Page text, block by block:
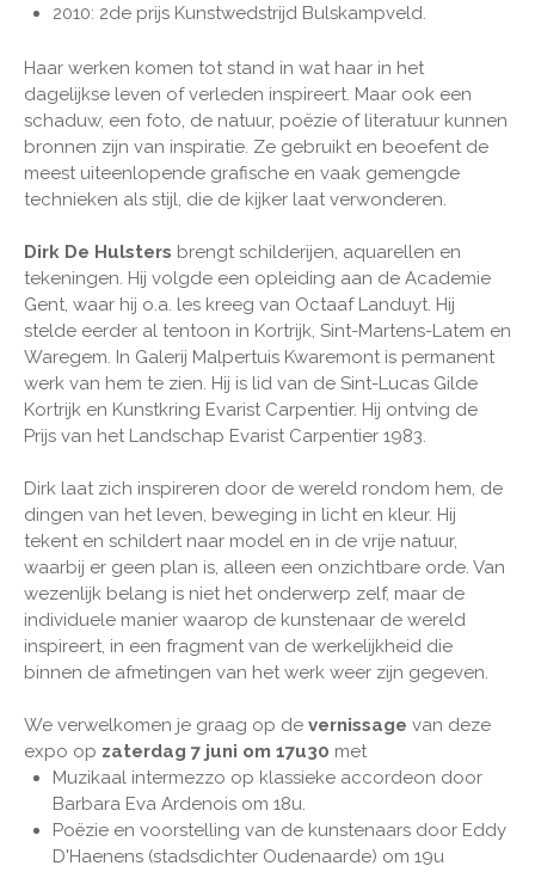
2010: 2de prijs Kunstwedstrijd Bulskampveld.
Haar werken komen tot stand in wat haar in het
dagelijkse leven of verleden inspireert. Maar ook een
schaduw, een foto, de natuur, poëzie of literatuur kunnen
bronnen zijn van inspiratie. Ze gebruikt en beoefent de
meest uiteenlopende grafische en vaak gemengde
technieken als stijl, die de kijker laat verwonderen.
Dirk De Hulsters brengt schilderijen, aquarellen en
tekeningen. Hij volgde een opleiding aan de Academie
Gent, waar hij o.a. les kreeg van Octaaf Landuyt. Hij
stelde eerder al tentoon in Kortrijk, Sint-Martens-Latem en
Waregem. In Galerij Malpertuis Kwaremont is permanent
werk van hem te zien. Hij is lid van de Sint-Lucas Gilde
Kortrijk en Kunstkring Evarist Carpentier. Hij ontving de
Prijs van het Landschap Evarist Carpentier 1983.
Dirk laat zich inspireren door de wereld rondom hem, de
dingen van het leven, beweging in licht en kleur. Hij
tekent en schildert naar model en in de vrije natuur,
waarbij er geen plan is, alleen een onzichtbare orde. Van
wezenlijk belang is niet het onderwerp zelf, maar de
individuele manier waarop de kunstenaar de wereld
inspireert, in een fragment van de werkelijkheid die
binnen de afmetingen van het werk weer zijn gegeven.
We verwelkomen je graag op de vernissage van deze
expo op zaterdag 7 juni om 17u30 met
Muzikaal intermezzo op klassieke accordeon door
Barbara Eva Ardenois om 18u.
Poëzie en voorstelling van de kunstenaars door Eddy
D'Haenens (stadsdichter Oudenaarde) om 19u